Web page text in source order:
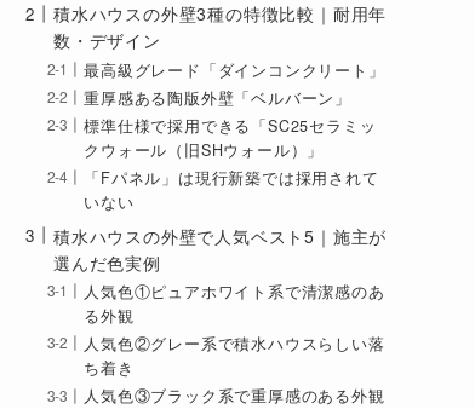
積水ハウスの外壁3種の特徴比較｜耐用年
数・デザイン
最高級グレード「ダインコンクリート」
重厚感ある陶版外壁「ベルバーン」
標準仕様で採用できる「SC25セラミッ
クウォール（旧SHウォール）」
「Fパネル」は現行新築では採用されて
いない
積水ハウスの外壁で人気ベスト5｜施主が
選んだ色実例
人気色①ピュアホワイト系で清潔感のあ
る外観
人気色②グレー系で積水ハウスらしい落
ち着き
人気色③ブラック系で重厚感のある外観